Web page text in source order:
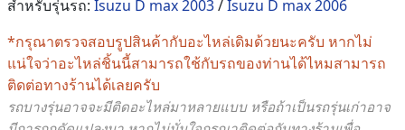
-
2011
(แบบ
การ์ด
สำหรับรุ่นรถ: Isuzu D max 2003/Isuzu D max 2006
*กรุณาตรวจสอบรูปสินค้ากับอะไหล่เดิมด้วยนะครับ หากไม่
แน่ใจว่าอะไหล่ชิ้นนี้สามารถใช้กับรถของท่านได้ไหมสามารถ
ติดต่อทางร้านได้เลยครับ
รถบางรุ่นอาจจะมีติดอะไหล่มาหลายแบบ หรือถ้าเป็นรถรุ่นเก่าอาจ